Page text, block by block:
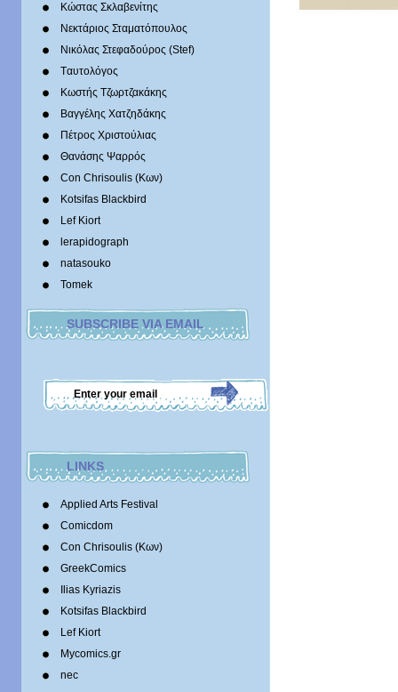
Κώστας Σκλαβενίτης
Νεκτάριος Σταματόπουλος
Νικόλας Στεφαδούρος (Stef)
Tαυτολόγος
Κωστής Τζωρτζακάκης
Βαγγέλης Χατζηδάκης
Πέτρος Χριστούλιας
Θανάσης Ψαρρός
Con Chrisoulis (Κων)
Kotsifas Blackbird
Lef Kiort
lerapidograph
natasouko
Tomek
SUBSCRIBE VIA EMAIL
LINKS
Applied Arts Festival
Comicdom
Con Chrisoulis (Κων)
GreekComics
Ilias Kyriazis
Kotsifas Blackbird
Lef Kiort
Mycomics.gr
nec